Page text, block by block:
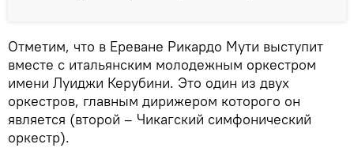
Отметим, что в Ереване Рикардо Мути выступит
вместе с итальянским молодежным оркестром
имени Луиджи Керубини. Это один из двух
оркестров, главным дирижером которого он
является (второй – Чикагский симфонический
оркестр).